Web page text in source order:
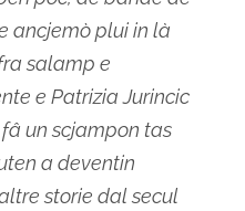
ancjemò plui in là
salamp e
e Patrizia Jurincic
un scjampon tas
a deventin
storie dal secul